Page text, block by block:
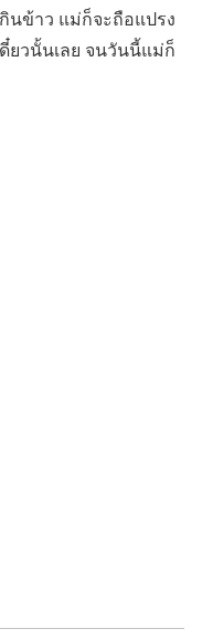
นข้าว แม่ก็จะถือแปรง
ยวนั้นเลย จนวันนี้แม่ก็